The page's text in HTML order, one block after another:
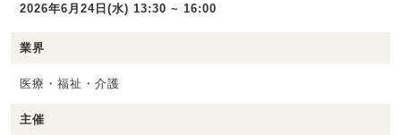
2026年6月24日(水) 13:30 ~ 16:00
業界
医療・福祉・介護
主催